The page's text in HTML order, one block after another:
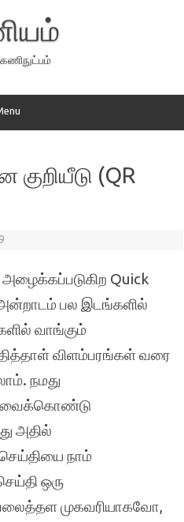
குறியீடு (QR
அழைக்கப்படுகிற Quick
அன்றாடம் பல இடங்களில்
வாங்கும்
விளம்பரங்கள் வரை
நமது
அதில்
நாம்
ஒரு
முகவரியாகவோ,